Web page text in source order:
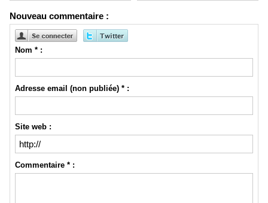
Geography - Global
Forecast and Analysis to
2020 - Reportlinker
Review
Zhang
Nouveau commentaire :
Nom * :
Adresse email (non publiée) * :
Site web :
Commentaire * :